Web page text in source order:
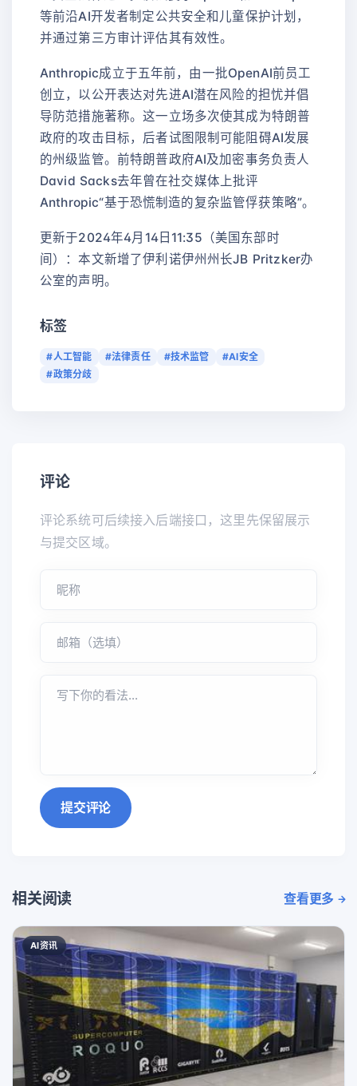
等前沿AI开发者制定公共安全和儿童保护计划，
并通过第三方审计评估其有效性。
Anthropic成立于五年前，由一批OpenAI前员工
创立，以公开表达对先进AI潜在风险的担忧并倡
导防范措施著称。这一立场多次使其成为特朗普
政府的攻击目标，后者试图限制可能阻碍AI发展
的州级监管。前特朗普政府AI及加密事务负责人
David Sacks去年曾在社交媒体上批评
Anthropic“基于恐慌制造的复杂监管俘获策略”。
更新于2024年4月14日11:35（美国东部时
间）：本文新增了伊利诺伊州州长JB Pritzker办
公室的声明。
标签
#人工智能 #法律责任 #技术监管
#AI安全
#政策分歧
评论
评论系统可后续接入后端接口，这里先保留展示
与提交区域。
提交评论
相关阅读 查看更多
AI资讯